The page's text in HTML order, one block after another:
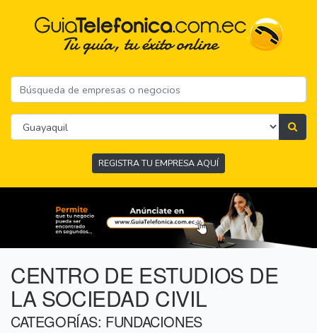
REGISTRA TU EMPRESA AQUÍ
CENTRO DE ESTUDIOS DE
LA SOCIEDAD CIVIL
CATEGORÍAS: FUNDACIONES